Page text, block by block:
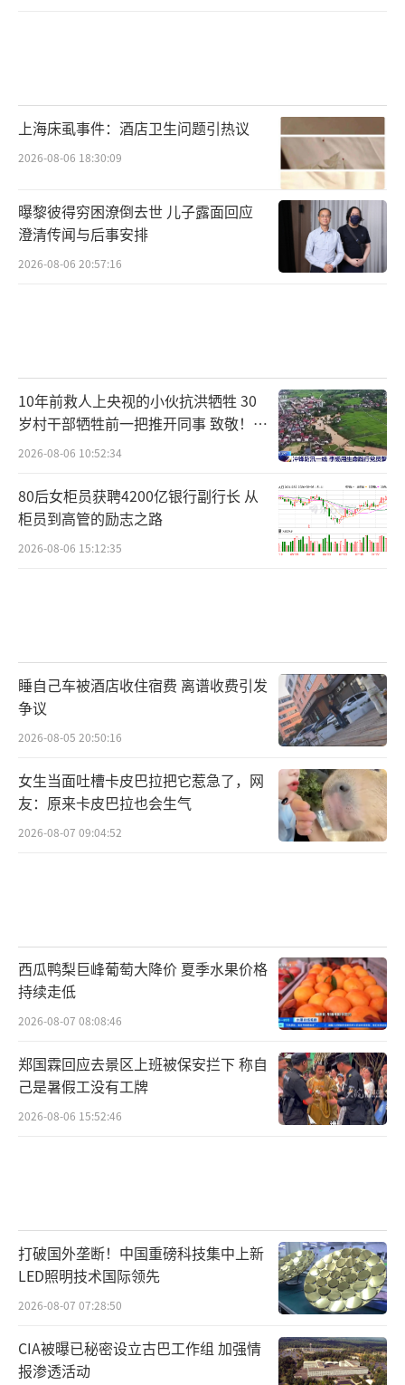
上海床虱事件：酒店卫生问题引热议
2026-08-06 18:30:09
曝黎彼得穷困潦倒去世 儿子露面回应
澄清传闻与后事安排
2026-08-06 20:57:16
10年前救人上央视的小伙抗洪牺牲 30
岁村干部牺牲前一把推开同事 致敬！送
别！
2026-08-06 10:52:34
80后女柜员获聘4200亿银行副行长 从
柜员到高管的励志之路
2026-08-06 15:12:35
睡自己车被酒店收住宿费 离谱收费引发
争议
2026-08-05 20:50:16
女生当面吐槽卡皮巴拉把它惹急了，网
友：原来卡皮巴拉也会生气
2026-08-07 09:04:52
西瓜鸭梨巨峰葡萄大降价 夏季水果价格
持续走低
2026-08-07 08:08:46
郑国霖回应去景区上班被保安拦下 称自
己是暑假工没有工牌
2026-08-06 15:52:46
打破国外垄断！中国重磅科技集中上新
LED照明技术国际领先
2026-08-07 07:28:50
CIA被曝已秘密设立古巴工作组 加强情
报渗透活动